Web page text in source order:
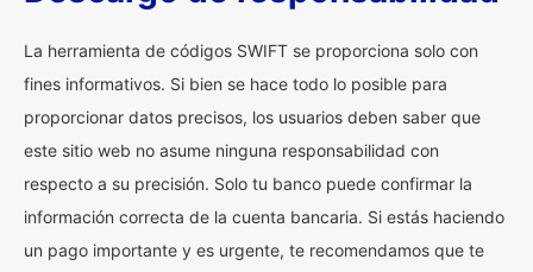
La herramienta de códigos SWIFT se proporciona solo con
fines informativos. Si bien se hace todo lo posible para
proporcionar datos precisos, los usuarios deben saber que
este sitio web no asume ninguna responsabilidad con
respecto a su precisión. Solo tu banco puede confirmar la
información correcta de la cuenta bancaria. Si estás haciendo
un pago importante y es urgente, te recomendamos que te